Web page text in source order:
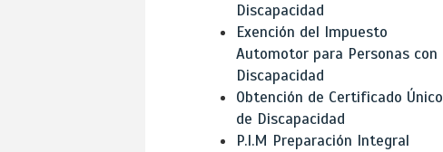
Discapacidad
Exención del Impuesto
Automotor para Personas con
Discapacidad
Obtención de Certificado Único
de Discapacidad
P.I.M Preparación Integral